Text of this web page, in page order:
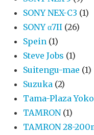
SONY NEX-C3 (1)
SONY α7II (26)
Spein (1)
Steve Jobs (1)
Suitengu-mae (1)
Suzuka (2)
Tama-Plaza
TAMRON (1)
TAMRON 28-